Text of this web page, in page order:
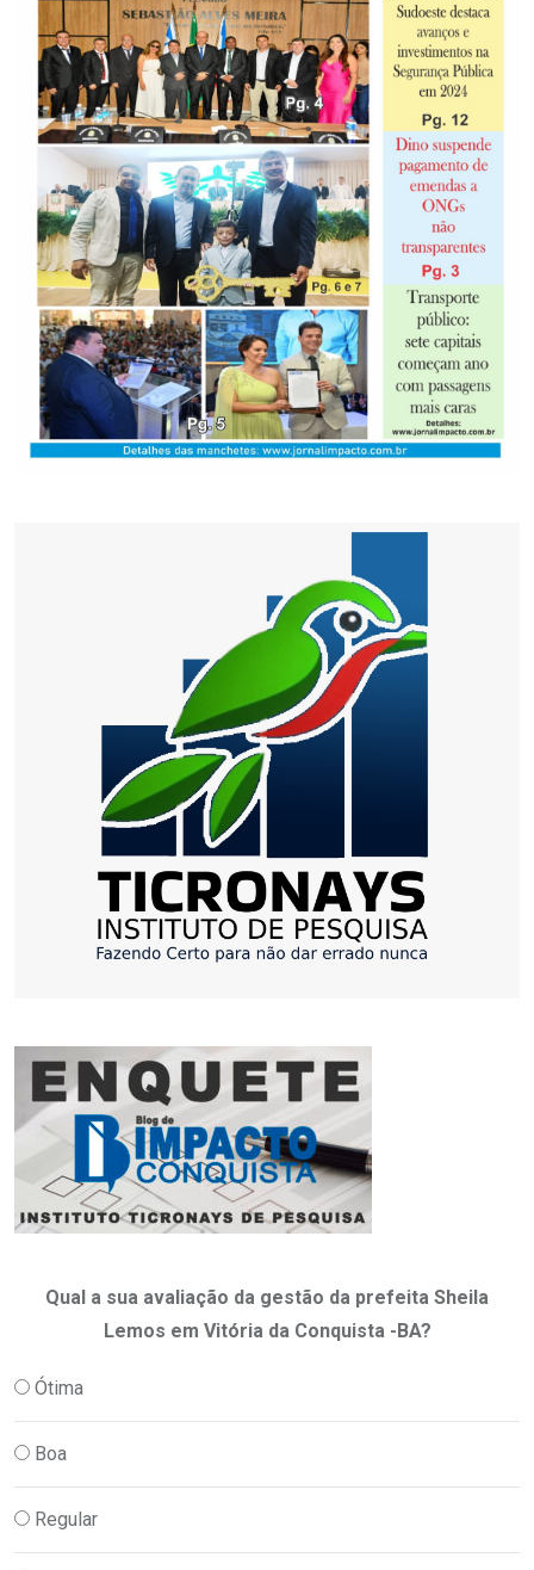
Qual a sua avaliação da gestão da prefeita Sheila
Lemos em Vitória da Conquista -BA?
Ótima
Boa
Regular